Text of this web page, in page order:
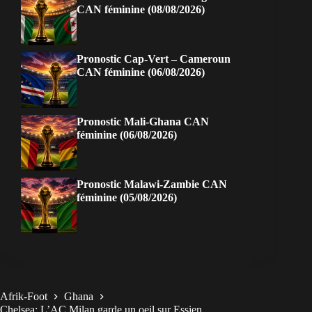
CAN féminine (08/08/2026)
Pronostic Cap-Vert – Cameroun
CAN féminine (06/08/2026)
Pronostic Mali-Ghana CAN
féminine (06/08/2026)
Pronostic Malawi-Zambie CAN
féminine (05/08/2026)
Afrik-Foot
Ghana
Chelsea: L’AC Milan garde un oeil sur Essien